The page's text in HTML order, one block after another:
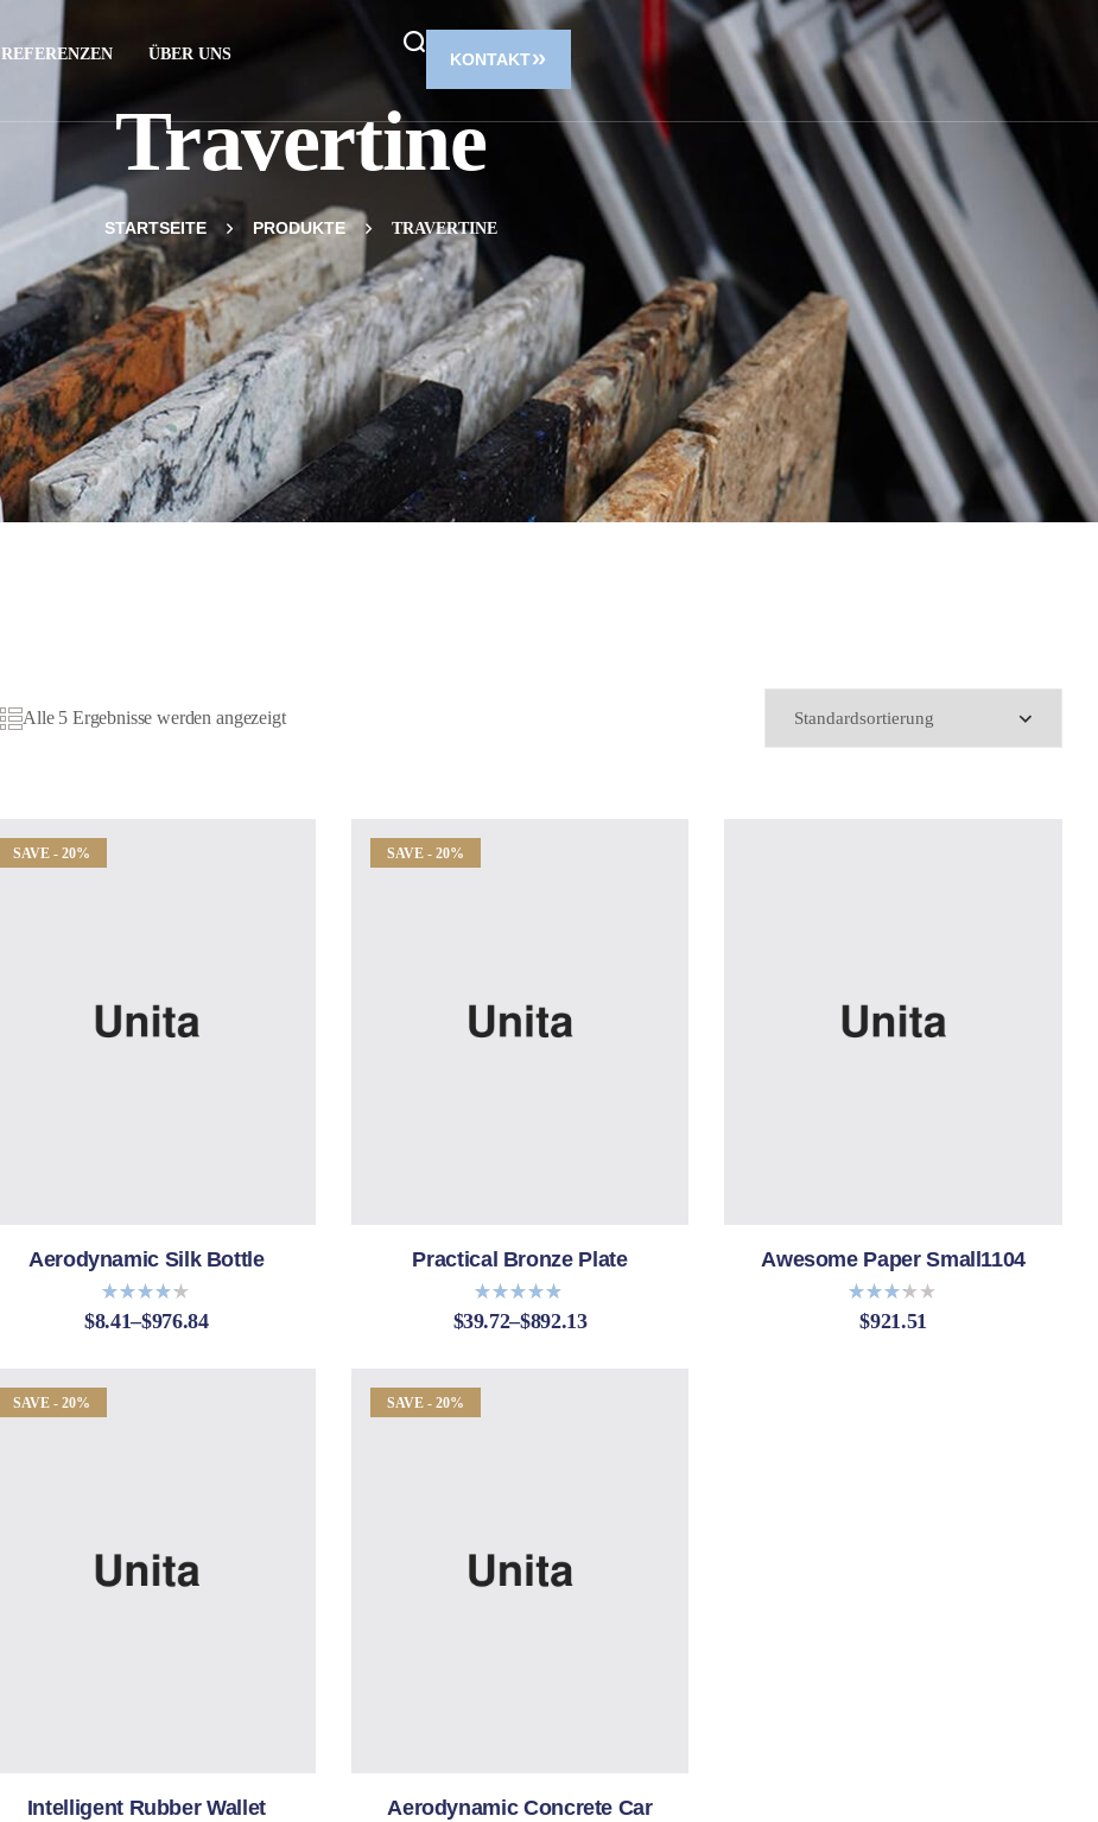
REFERENZEN ÜBER UNS KONTAKT
Travertine
STARTSEITE PRODUKTE TRAVERTINE
Alle 5 Ergebnisse werden angezeigt
SAVE - 20%
Aerodynamic Silk Bottle
Bewerte
t mit
$8.41–$976.84
SAVE - 20%
Practical Bronze Plate
Bewertet
mit4.80
$39.72–$892.13
Awesome Paper Small1104
Bewer
tet
$921.51
SAVE - 20%
Intelligent Rubber Wallet
SAVE - 20%
Aerodynamic Concrete Car